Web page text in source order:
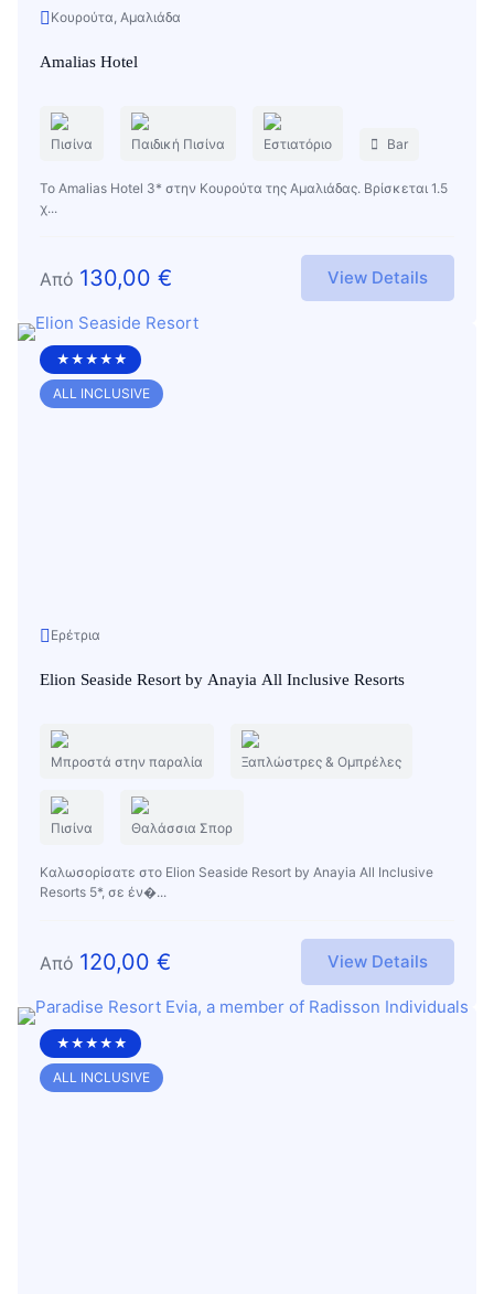
Κουρούτα, Αμαλιάδα
Amalias Hotel
Πισίνα Παιδική Πισίνα Εστιατόριο Bar
Το Amalias Hotel 3* στην Κουρούτα της Αμαλιάδας. Βρίσκεται 1.5
χ...
Από 130,00 € View Details
★★★★★
ALL INCLUSIVE
Ερέτρια
Elion Seaside Resort by Anayia All Inclusive Resorts
Μπροστά στην παραλία Ξαπλώστρες & Ομπρέλες
Πισίνα Θαλάσσια Σπορ
Καλωσορίσατε στο Elion Seaside Resort by Anayia All Inclusive
Resorts 5*, σε έν�...
Από 120,00 € View Details
★★★★★
ALL INCLUSIVE